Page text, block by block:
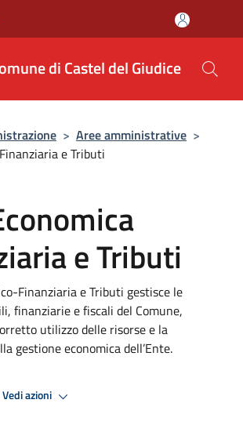
di Castel del Giudice
> Aree amministrative >
e Tributi
e Tributi
Finanziaria e Tributi gestisce le
finanziarie e fiscali del Comune,
utilizzo delle risorse e la
gestione economica dell’Ente.
Vedi azioni